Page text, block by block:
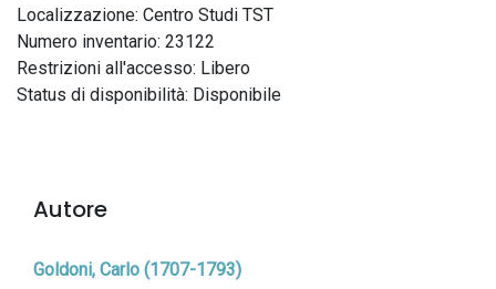
Localizzazione: Centro Studi TST
Numero inventario: 23122
Restrizioni all'accesso: Libero
Status di disponibilità: Disponibile
Autore
Goldoni, Carlo (1707-1793)